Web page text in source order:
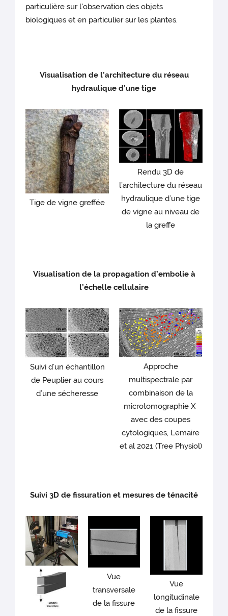
particulière sur l'observation des objets
biologiques et en particulier sur les plantes.
Visualisation de l’architecture du réseau
hydraulique d’une tige
Tige de vigne greffée
Rendu 3D de
l’architecture du réseau
hydraulique d’une tige
de vigne au niveau de
la greffe
Visualisation de la propagation d’embolie à
l’échelle cellulaire
Suivi d’un échantillon
de Peuplier au cours
d’une sécheresse
Approche
multispectrale par
combinaison de la
microtomographie X
avec des coupes
cytologiques, Lemaire
et al 2021 (Tree Physiol)
Suivi 3D de fissuration et mesures de ténacité
Vue
transversale
de la fissure
Vue
longitudinale
de la fissure